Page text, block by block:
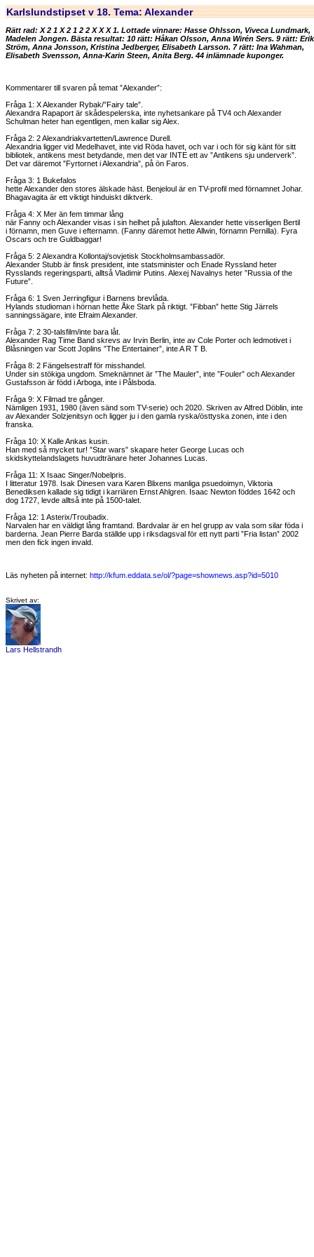
Karlslundstipset v 18. Tema: Alexander
Rätt rad: X 2 1 X 2 1 2 2 X X X 1. Lottade vinnare: Hasse Ohlsson, Viveca Lundmark,
Madelen Jongen. Bästa resultat: 10 rätt: Håkan Olsson, Anna Wirén Sers. 9 rätt: Erik
Ström, Anna Jonsson, Kristina Jedberger, Elisabeth Larsson. 7 rätt: Ina Wahman,
Elisabeth Svensson, Anna-Karin Steen, Anita Berg. 44 inlämnade kuponger.
Kommentarer till svaren på temat ”Alexander”:
Fråga 1: X Alexander Rybak/”Fairy tale”.
Alexandra Rapaport är skådespelerska, inte nyhetsankare på TV4 och Alexander
Schulman heter han egentligen, men kallar sig Alex.
Fråga 2: 2 Alexandriakvartetten/Lawrence Durell.
Alexandria ligger vid Medelhavet, inte vid Röda havet, och var i och för sig känt för sitt
bibliotek, antikens mest betydande, men det var INTE ett av ”Antikens sju underverk”.
Det var däremot ”Fyrtornet i Alexandria”, på ön Faros.
Fråga 3: 1 Bukefalos
hette Alexander den stores älskade häst. Benjeloul är en TV-profil med förnamnet Johar.
Bhagavagita är ett viktigt hinduiskt diktverk.
Fråga 4: X Mer än fem timmar lång
när Fanny och Alexander visas i sin helhet på julafton. Alexander hette visserligen Bertil
i förnamn, men Guve i efternamn. (Fanny däremot hette Allwin, förnamn Pernilla). Fyra
Oscars och tre Guldbaggar!
Fråga 5: 2 Alexandra Kollontaj/sovjetisk Stockholmsambassadör.
Alexander Stubb är finsk president, inte statsminister och Enade Ryssland heter
Rysslands regeringsparti, alltså Vladimir Putins. Alexej Navalnys heter ”Russia of the
Future”.
Fråga 6: 1 Sven Jerringfigur i Barnens brevlåda.
Hylands studioman i hörnan hette Åke Stark på riktigt. ”Fibban” hette Stig Järrels
sanningssägare, inte Efraim Alexander.
Fråga 7: 2 30-talsfilm/inte bara låt.
Alexander Rag Time Band skrevs av Irvin Berlin, inte av Cole Porter och ledmotivet i
Blåsningen var Scott Joplins ”The Entertainer”, inte A R T B.
Fråga 8: 2 Fängelsestraff för misshandel.
Under sin stökiga ungdom. Smeknämnet är ”The Mauler”, inte ”Fouler” och Alexander
Gustafsson är född i Arboga, inte i Pålsboda.
Fråga 9: X Filmad tre gånger.
Nämligen 1931, 1980 (även sänd som TV-serie) och 2020. Skriven av Alfred Döblin, inte
av Alexander Solzjenitsyn och ligger ju i den gamla ryska/östtyska zonen, inte i den
franska.
Fråga 10: X Kalle Ankas kusin.
Han med så mycket tur! ”Star wars” skapare heter George Lucas och
skidskyttelandslagets huvudtränare heter Johannes Lucas.
Fråga 11: X Isaac Singer/Nobelpris.
I litteratur 1978. Isak Dinesen vara Karen Blixens manliga psuedoimyn, Viktoria
Benediksen kallade sig tidigt i karriären Ernst Ahlgren. Isaac Newton föddes 1642 och
dog 1727, levde alltså inte på 1500-talet.
Fråga 12: 1 Asterix/Troubadix.
Narvalen har en väldigt lång framtand. Bardvalar är en hel grupp av vala som silar föda i
barderna. Jean Pierre Barda ställde upp i riksdagsval för ett nytt parti ”Fria listan” 2002
men den fick ingen invald.
Läs nyheten på internet: http://kfum.eddata.se/ol/?page=shownews.asp?id=5010
Skrivet av:
Lars Hellstrandh